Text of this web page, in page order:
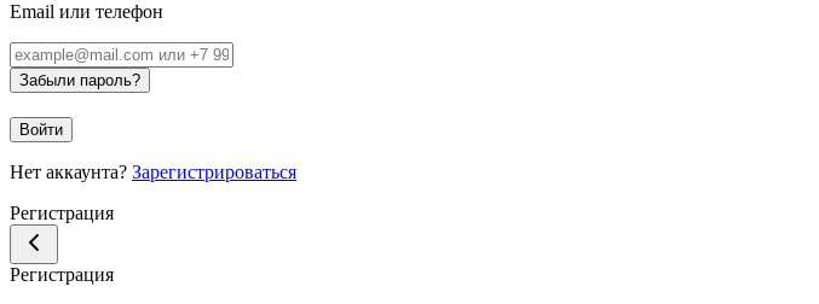
Email или телефон
Забыли пароль?
Войти
Нет аккаунта? Зарегистрироваться
Регистрация
Регистрация